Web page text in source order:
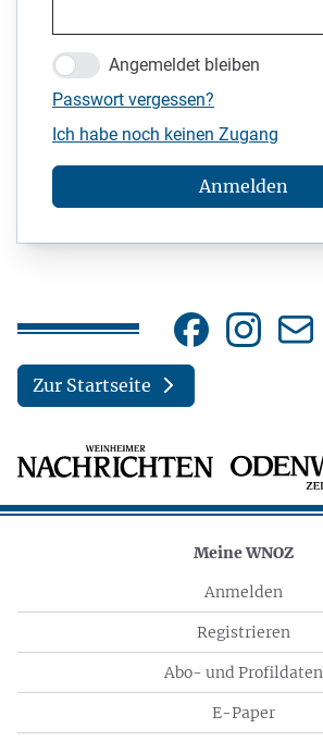
Angemeldet bleiben
Passwort vergessen?
Ich habe noch keinen Zugang
Anmelden
Zur Startseite
Meine WNOZ
Anmelden
Registrieren
Abo- und Profildaten
E-Paper